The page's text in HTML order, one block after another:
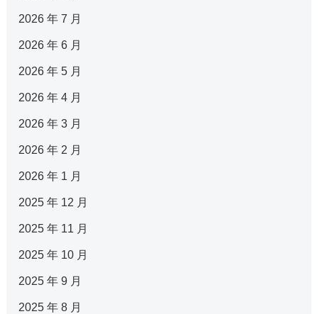
2026 年 7 月
2026 年 6 月
2026 年 5 月
2026 年 4 月
2026 年 3 月
2026 年 2 月
2026 年 1 月
2025 年 12 月
2025 年 11 月
2025 年 10 月
2025 年 9 月
2025 年 8 月